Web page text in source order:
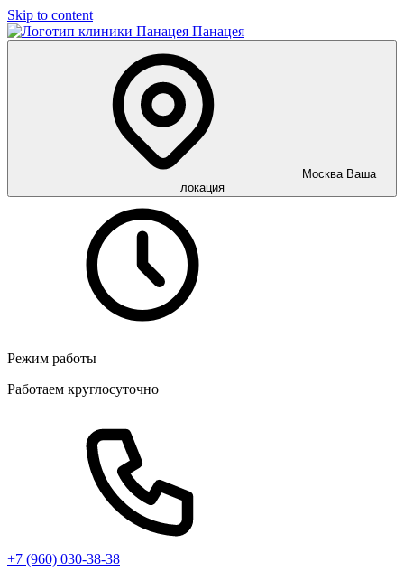
Skip to content
Панацея
Москва Ваша
локация
Режим работы
Работаем круглосуточно
+7 (960) 030-38-38